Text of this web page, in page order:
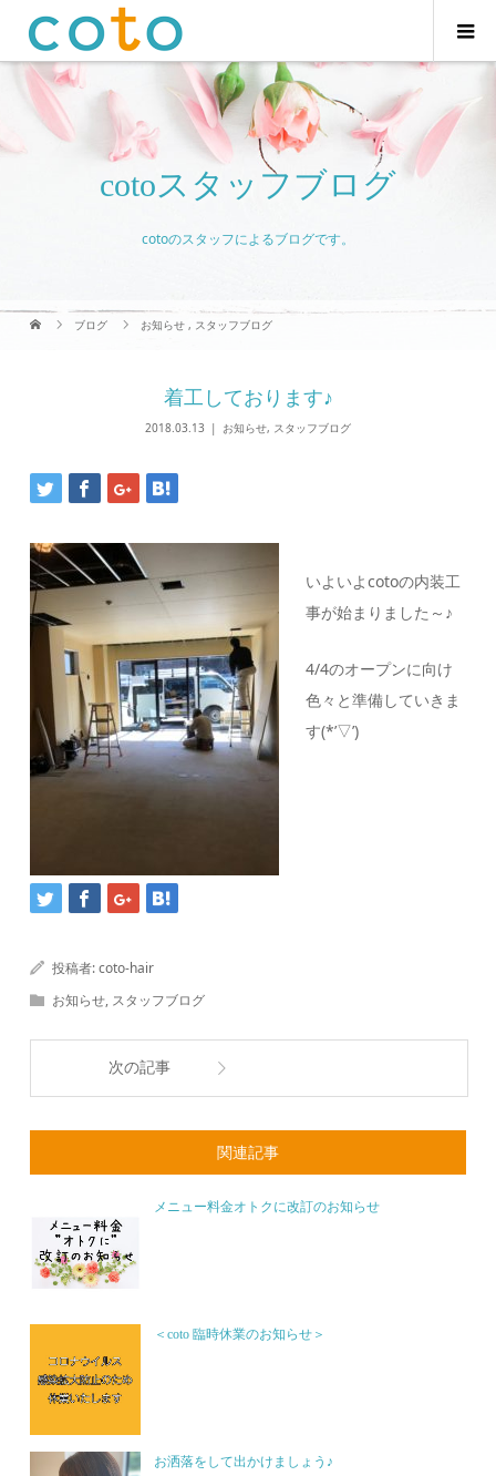
cotoスタッフブログ
cotoのスタッフによるブログです。
ブログ お知らせ , スタッフブログ
着工しております♪
2018.03.13 お知らせ, スタッフブログ
いよいよcotoの内装工
事が始まりました～♪
4/4のオープンに向け
色々と準備していきま
す(*’▽’)
投稿者:coto-hair
お知らせ, スタッフブログ
次の記事
関連記事
メニュー料金オトクに改訂のお知らせ
＜coto 臨時休業のお知らせ＞
お洒落をして出かけましょう♪